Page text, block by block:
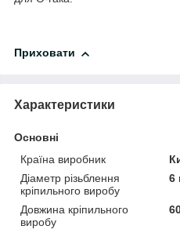
Приховати
Характеристики
Основні
Країна виробник
Діаметр різьблення
кріпильного виробу
6
Довжина кріпильного
виробу